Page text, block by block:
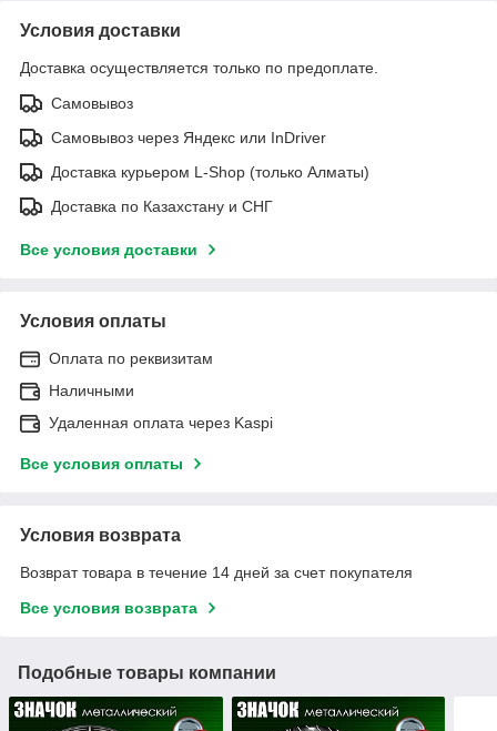
Условия доставки
Доставка осуществляется только по предоплате.
Самовывоз
Самовывоз через Яндекс или InDriver
Доставка курьером L-Shop (только Алматы)
Доставка по Казахстану и СНГ
Все условия доставки
Условия оплаты
Оплата по реквизитам
Наличными
Удаленная оплата через Kaspi
Все условия оплаты
Условия возврата
Возврат товара в течение 14 дней за счет покупателя
Все условия возврата
Подобные товары компании